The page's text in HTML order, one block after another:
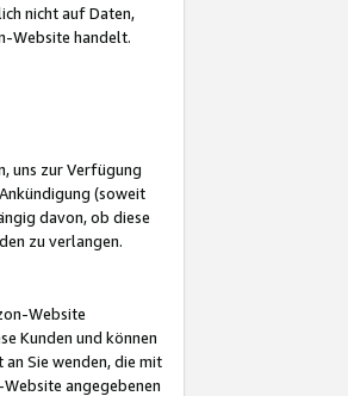
nicht auf Daten,
Website handelt.
uns zur Verfügung
(soweit
davon, ob diese
zu verlangen.
Website
Kunden und können
Sie wenden, die mit
angegebenen